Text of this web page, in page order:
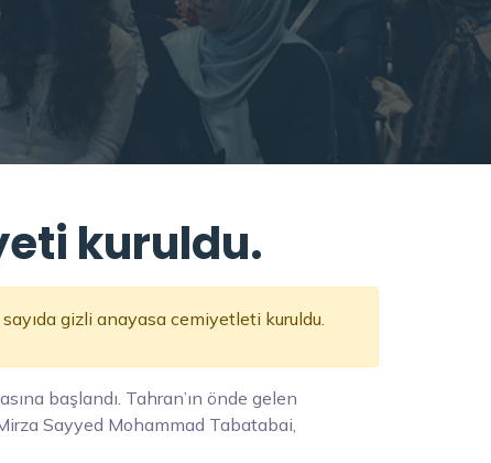
kuruldu.
gizli anayasa cemiyetleti kuruldu.
başlandı. Tahran’ın önde gelen
Sayyed Mohammad Tabatabai,